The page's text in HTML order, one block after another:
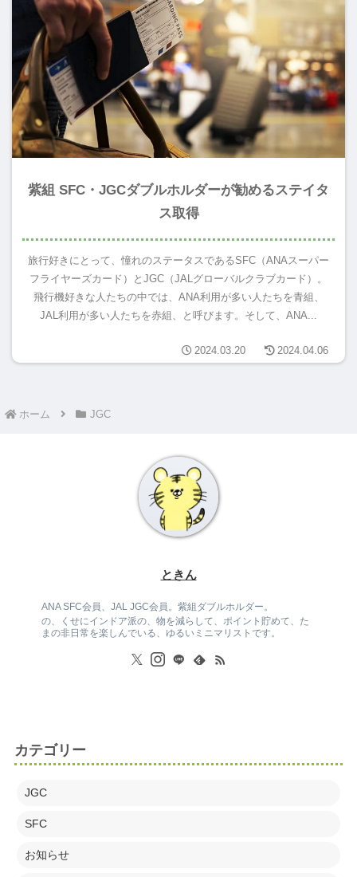
紫組 SFC・JGCダブルホルダーが勧めるステイタ
ス取得
旅行好きにとって、憧れのステータスであるSFC（ANAスーパー
フライヤーズカード）とJGC（JALグローバルクラブカード）。
飛行機好きな人たちの中では、ANA利用が多い人たちを青組、
JAL利用が多い人たちを赤組、と呼びます。そして、ANA...
2024.03.20 2024.04.06
ホーム JGC
ときん
ANA SFC会員、JAL JGC会員。紫組ダブルホルダー。
の、くせにインドア派の、物を減らして、ポイント貯めて、た
まの非日常を楽しんでいる、ゆるいミニマリストです。
カテゴリー
JGC
SFC
お知らせ